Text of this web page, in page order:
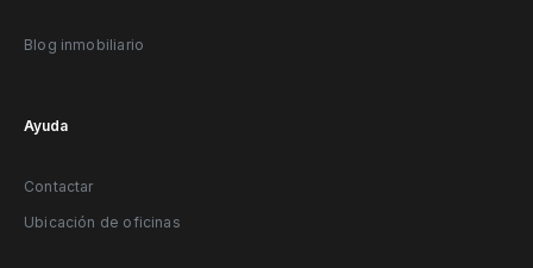
Blog inmobiliario
Ayuda
Contactar
Ubicación de oficinas